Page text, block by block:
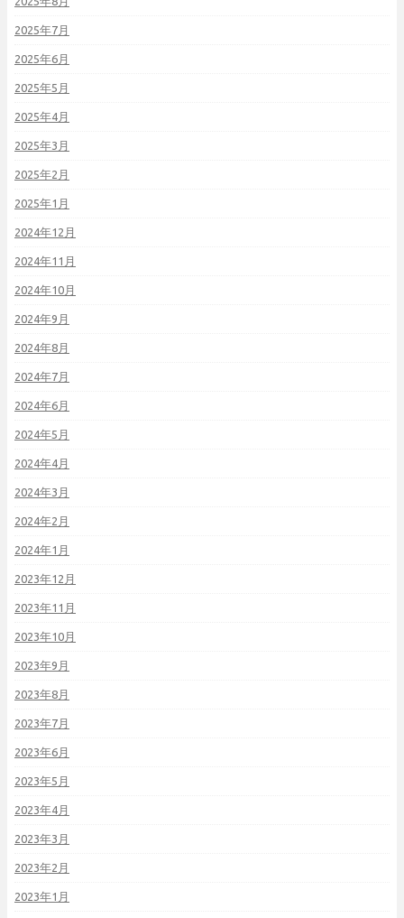
2025年7月
2025年6月
2025年5月
2025年4月
2025年3月
2025年2月
2025年1月
2024年12月
2024年11月
2024年10月
2024年9月
2024年8月
2024年7月
2024年6月
2024年5月
2024年4月
2024年3月
2024年2月
2024年1月
2023年12月
2023年11月
2023年10月
2023年9月
2023年8月
2023年7月
2023年6月
2023年5月
2023年4月
2023年3月
2023年2月
2023年1月